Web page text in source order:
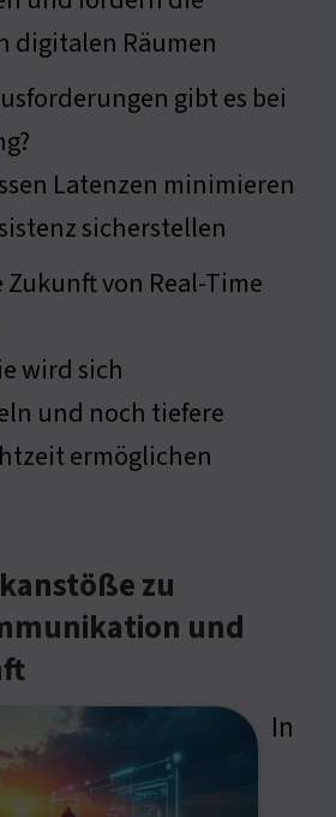
digitalen Räumen
gibt es bei
Latenzen minimieren
sicherstellen
von Real-Time
wird sich
und noch tiefere
ermöglichen
zu
und
In